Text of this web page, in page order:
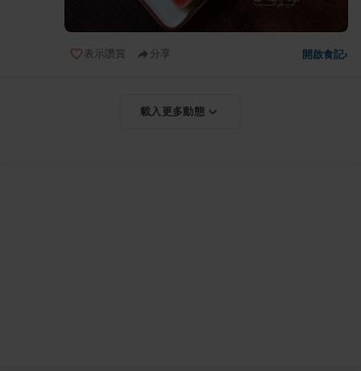
表示讚賞 分享 開啟食記›
載入更多動態